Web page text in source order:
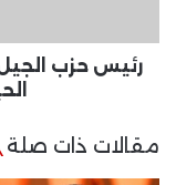
الحياة
السياسية
رئيس حزب
مقالات ذات صلة